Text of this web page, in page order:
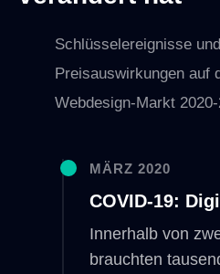
Schlüsselereignisse und
Preisauswirkungen auf
Webdesign-Markt
MÄRZ 2020
COVID-19:
Innerhalb von
brauchten